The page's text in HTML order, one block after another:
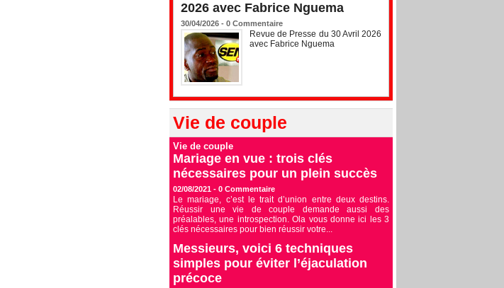
2026 avec Fabrice Nguema
30/04/2026 - 0 Commentaire
Revue de Presse du 30 Avril 2026
avec Fabrice Nguema
Vie de couple
Vie de couple
Mariage en vue : trois clés
nécessaires pour un plein succès
02/08/2021 - 0 Commentaire
Le mariage, c’est le trait d’union entre deux destins.
Réussir une vie de couple demande aussi des
préalables, une introspection. Ola vous donne ici les 3
clés nécessaires pour bien réussir votre...
Messieurs, voici 6 techniques
simples pour éviter l’éjaculation
précoce